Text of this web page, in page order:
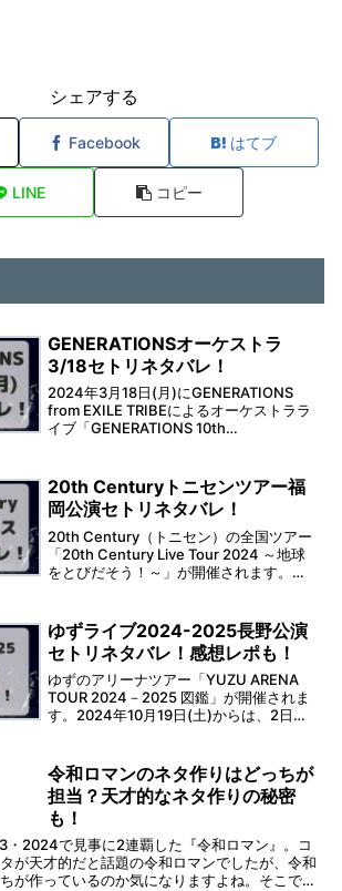
シェアする
Facebook はてブ
LINE コピー
GENERATIONSオーケストラ
3/18セトリネタバレ！
2024年3月18日(月)にGENERATIONS
from EXILE TRIBEによるオーケストララ
イブ「GENERATIONS 10th
20th Centuryトニセンツアー福
岡公演セトリネタバレ！
20th Century（トニセン）の全国ツアー
「20th Century Live Tour 2024 ～地球
をとびだそう！～」が開催されます。
トリストが気...
ゆずライブ2024-2025長野公演
セトリネタバレ！感想レポも！
ゆずのアリーナツアー「YUZU ARENA
TOUR 2024－2025 図鑑」が開催されま
す。2024年10月19日(土)からは、2日間
になりますよね。 そこで本記事...
令和ロマンのネタ作りはどっちが
担当？天才的なネタ作りの秘密
も！
・2024で見事に2連覇した『令和ロマン』。コ
が天才的だと話題の令和ロマンでしたが、令和
が作っているのか気になりますよね。そこで本